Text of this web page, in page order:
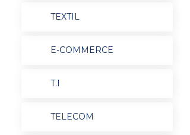
TEXTIL
E-COMMERCE
T.I
TELECOM